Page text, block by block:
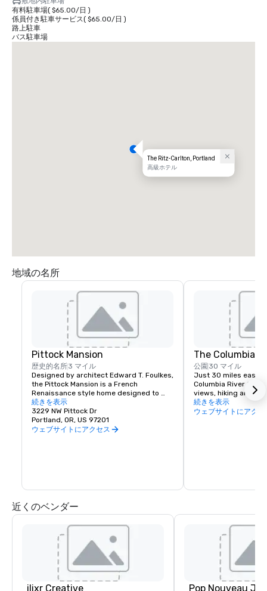
有料駐車場( $65.00/日 )
係員付き駐車サービス( $65.00/日 )
路上駐車
バス駐車場
The Ritz-Carlton, Portland
高級ホテル
地域の名所
Pittock Mansion
歴史的名所3 マイル
Designed by architect Edward T. Foulkes,
the Pittock Mansion is a French
Renaissance style home designed to
capture the view of Downtown Portland
and the Cascade Mountains. Built in 1912
for the editor of The Oregonian
Newspaper, Henry Pittock, this piece of
続きを表示
3229 NW Pittock Dr
Portland, OR, US 97201
ウェブサイトにアクセス
The Columbia
公園 30 マイル
Just 30 miles east
Columbia River
views, hiking and
and more than 90
must see locations
続きを表示
ウェブサイトにアクセ
近くのベンダー
ilixr Creative